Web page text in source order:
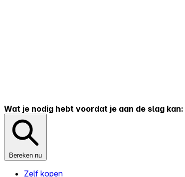
Wat je nodig hebt voordat je aan de slag kan:
Bereken nu
Zelf kopen